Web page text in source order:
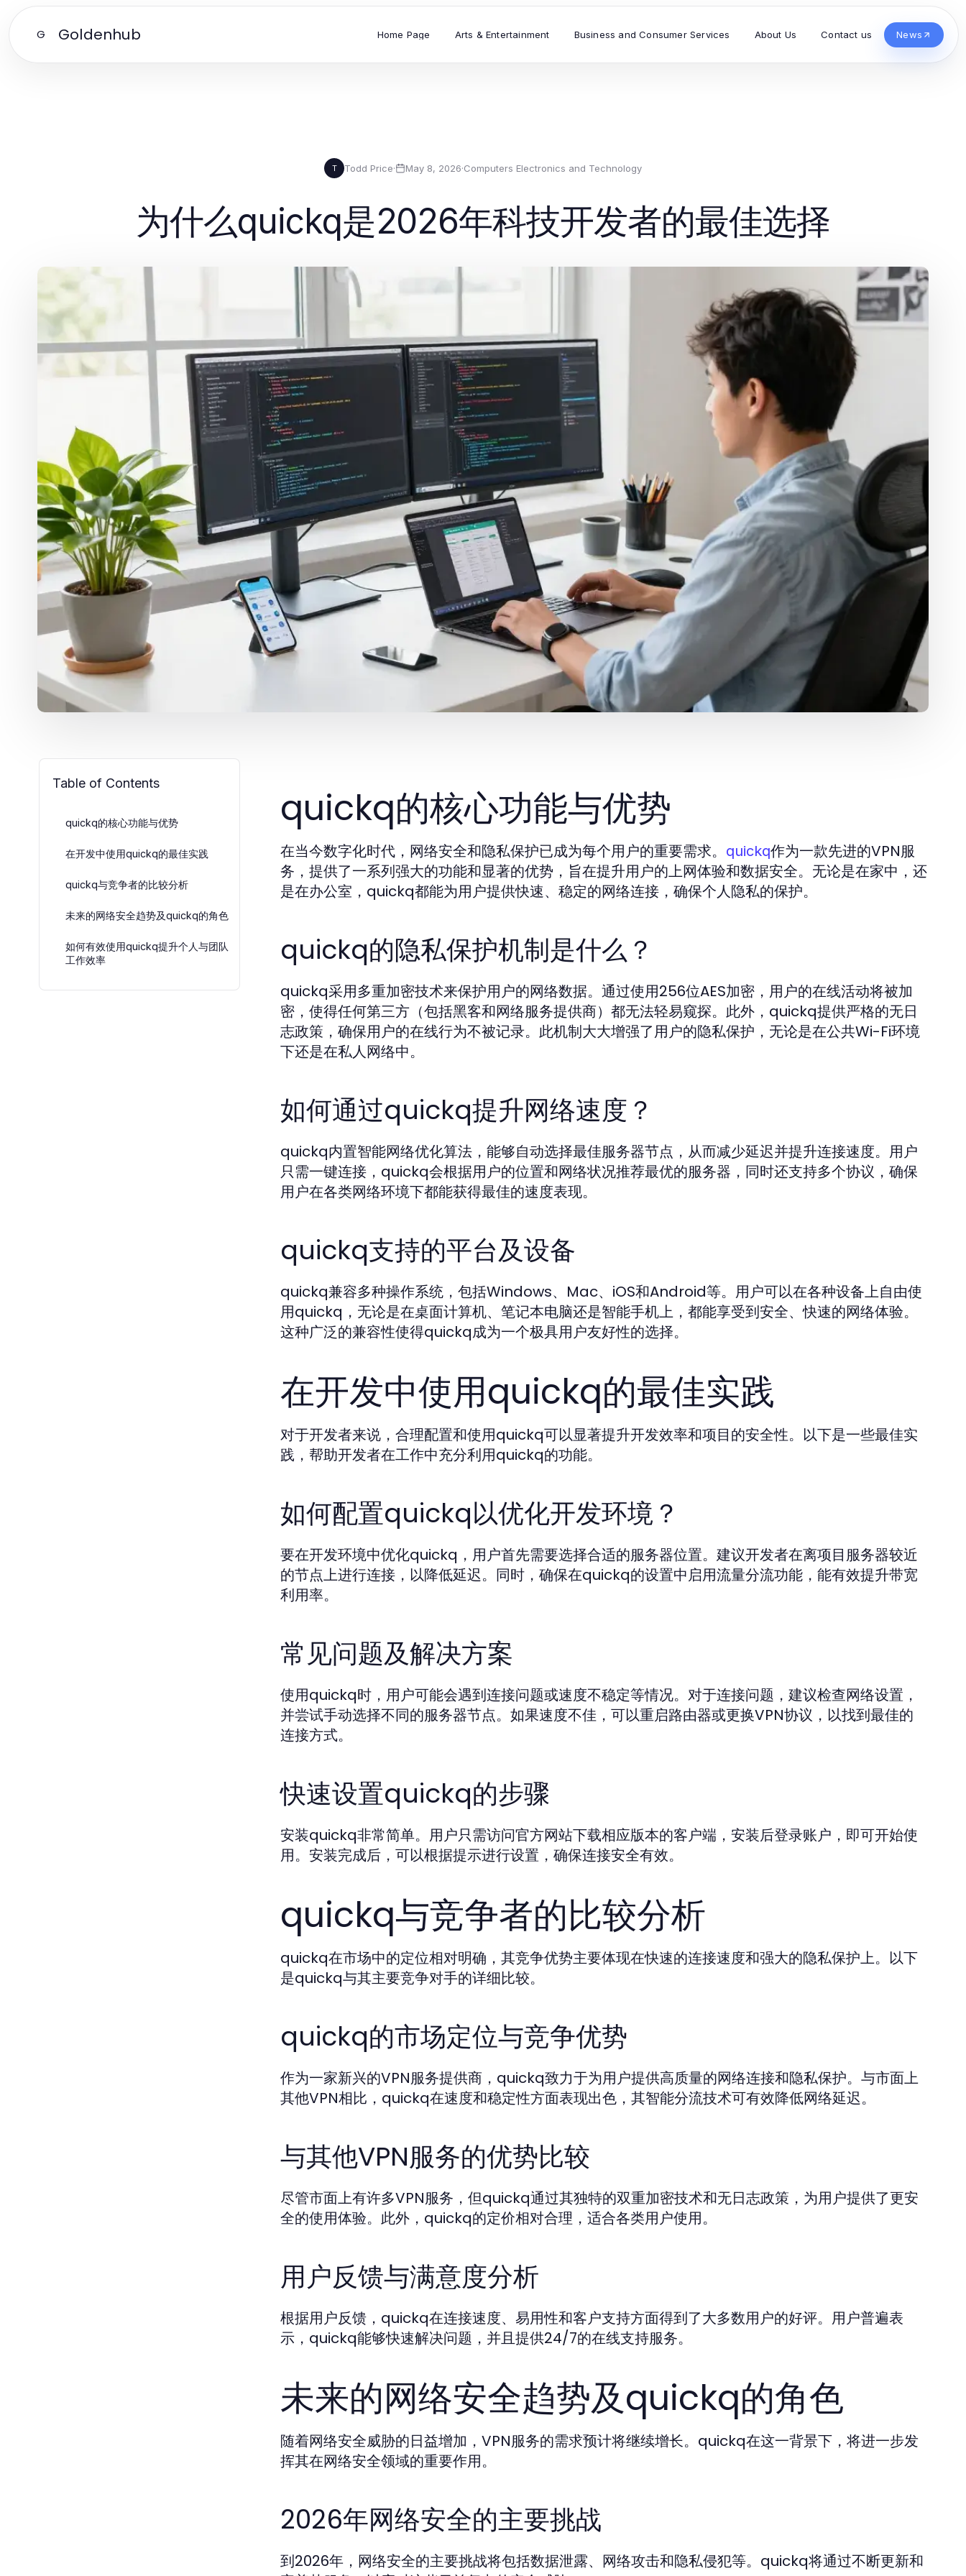
G Goldenhub Home Page Arts & Entertainment Business and Consumer Services About Us Contact us News
T Todd Price· May 8, 2026·Computers Electronics and Technology
为什么quickq是2026年科技开发者的最佳选择
Table of Contents
quickq的核心功能与优势
在开发中使用quickq的最佳实践
quickq与竞争者的比较分析
未来的网络安全趋势及quickq的角色
如何有效使用quickq提升个人与团队
工作效率
quickq的核心功能与优势
在当今数字化时代，网络安全和隐私保护已成为每个用户的重要需求。 quickq作为一款先进的VPN服
务，提供了一系列强大的功能和显著的优势，旨在提升用户的上网体验和数据安全。无论是在家中，还
是在办公室，quickq都能为用户提供快速、稳定的网络连接，确保个人隐私的保护。
quickq的隐私保护机制是什么？
quickq采用多重加密技术来保护用户的网络数据。通过使用256位AES加密，用户的在线活动将被加
密，使得任何第三方（包括黑客和网络服务提供商）都无法轻易窥探。此外，quickq提供严格的无日
志政策，确保用户的在线行为不被记录。此机制大大增强了用户的隐私保护，无论是在公共Wi-Fi环境
下还是在私人网络中。
如何通过quickq提升网络速度？
quickq内置智能网络优化算法，能够自动选择最佳服务器节点，从而减少延迟并提升连接速度。用户
只需一键连接，quickq会根据用户的位置和网络状况推荐最优的服务器，同时还支持多个协议，确保
用户在各类网络环境下都能获得最佳的速度表现。
quickq支持的平台及设备
quickq兼容多种操作系统，包括Windows、Mac、iOS和Android等。用户可以在各种设备上自由使
用quickq，无论是在桌面计算机、笔记本电脑还是智能手机上，都能享受到安全、快速的网络体验。
这种广泛的兼容性使得quickq成为一个极具用户友好性的选择。
在开发中使用quickq的最佳实践
对于开发者来说，合理配置和使用quickq可以显著提升开发效率和项目的安全性。以下是一些最佳实
践，帮助开发者在工作中充分利用quickq的功能。
如何配置quickq以优化开发环境？
要在开发环境中优化quickq，用户首先需要选择合适的服务器位置。建议开发者在离项目服务器较近
的节点上进行连接，以降低延迟。同时，确保在quickq的设置中启用流量分流功能，能有效提升带宽
利用率。
常见问题及解决方案
使用quickq时，用户可能会遇到连接问题或速度不稳定等情况。对于连接问题，建议检查网络设置，
并尝试手动选择不同的服务器节点。如果速度不佳，可以重启路由器或更换VPN协议，以找到最佳的
连接方式。
快速设置quickq的步骤
安装quickq非常简单。用户只需访问官方网站下载相应版本的客户端，安装后登录账户，即可开始使
用。安装完成后，可以根据提示进行设置，确保连接安全有效。
quickq与竞争者的比较分析
quickq在市场中的定位相对明确，其竞争优势主要体现在快速的连接速度和强大的隐私保护上。以下
是quickq与其主要竞争对手的详细比较。
quickq的市场定位与竞争优势
作为一家新兴的VPN服务提供商，quickq致力于为用户提供高质量的网络连接和隐私保护。与市面上
其他VPN相比，quickq在速度和稳定性方面表现出色，其智能分流技术可有效降低网络延迟。
与其他VPN服务的优势比较
尽管市面上有许多VPN服务，但quickq通过其独特的双重加密技术和无日志政策，为用户提供了更安
全的使用体验。此外，quickq的定价相对合理，适合各类用户使用。
用户反馈与满意度分析
根据用户反馈，quickq在连接速度、易用性和客户支持方面得到了大多数用户的好评。用户普遍表
示，quickq能够快速解决问题，并且提供24/7的在线支持服务。
未来的网络安全趋势及quickq的角色
随着网络安全威胁的日益增加，VPN服务的需求预计将继续增长。quickq在这一背景下，将进一步发
挥其在网络安全领域的重要作用。
2026年网络安全的主要挑战
到2026年，网络安全的主要挑战将包括数据泄露、网络攻击和隐私侵犯等。quickq将通过不断更新和